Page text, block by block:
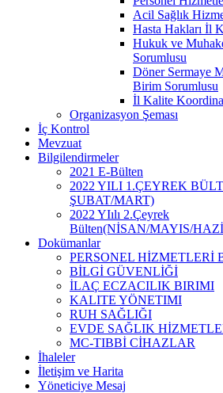
Acil Sağlık
Hasta Hakları İl
Hukuk ve
Sorumlusu
Döner Sermaye
Birim Sorumlusu
İl Kalite
Organizasyon Şeması
İç Kontrol
Mevzuat
Bilgilendirmeler
2021 E-Bülten
2022 YILI 1.ÇEYREK
ŞUBAT/MART)
2022 YIılı 2.Çeyrek
Bülten(NİSAN/MAYIS/
Dokümanlar
PERSONEL HİZMETLERİ
BİLGİ GÜVENLİĞİ
İLAÇ ECZACILIK BIRIMI
KALITE YÖNETIMI
RUH SAĞLIĞI
EVDE SAĞLIK
MC-TIBBİ CİHAZLAR
İhaleler
İletişim ve Harita
Yöneticiye Mesaj